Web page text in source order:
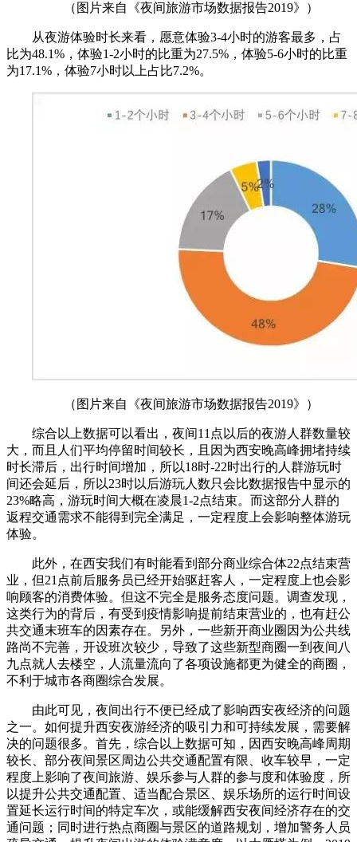
（图片来自《夜间旅游市场数据报告2019》）
从夜游体验时长来看，愿意体验3-4小时的游客最多，占
比为48.1%，体验1-2小时的比重为27.5%，体验5-6小时的比重
为17.1%，体验7小时以上占比7.2%。
（图片来自《夜间旅游市场数据报告2019》）
综合以上数据可以看出，夜间11点以后的夜游人群数量较
大，而且人们平均停留时间较长，且因为西安晚高峰拥堵持续
时长滞后，出行时间增加，所以18时-22时出行的人群游玩时
间还会延后，所以23时以后游玩人数只会比数据报告中显示的
23%略高，游玩时间大概在凌晨1-2点结束。而这部分人群的
返程交通需求不能得到完全满足，一定程度上会影响整体游玩
体验。
此外，在西安我们有时能看到部分商业综合体22点结束营
业，但21点前后服务员已经开始驱赶客人，一定程度上也会影
响顾客的消费体验。但这不完全是服务态度问题。调查发现，
这类行为的背后，有受到疫情影响提前结束营业的，也有赶公
共交通末班车的因素存在。另外，一些新开商业圈因为公共线
路尚不完善，开设班次较少，导致了这些新型商圈一到夜间八
九点就人去楼空，人流量流向了各项设施都更为健全的商圈，
不利于城市各商圈综合发展。
由此可见，夜间出行不便已经成了影响西安夜经济的问题
之一。如何提升西安夜游经济的吸引力和可持续发展，需要解
决的问题很多。首先，综合以上数据可知，因西安晚高峰周期
较长、部分夜间景区周边公共交通配置有限、收车较早，一定
程度上影响了夜间旅游、娱乐参与人群的参与度和体验度，所
以提升公共交通配置、适当配合景区、娱乐场所的运行时间设
置延长运行时间的特定车次，或能缓解西安夜间经济存在的交
通问题；同时进行热点商圈与景区的道路规划，增加警务人员